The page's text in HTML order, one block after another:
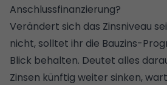
Anschlussfinanzierung?
Verändert sich das Zinsniveau
nicht, solltet ihr die Bauzins-
Blick behalten. Deutet alles
Zinsen künftig weiter sinken,